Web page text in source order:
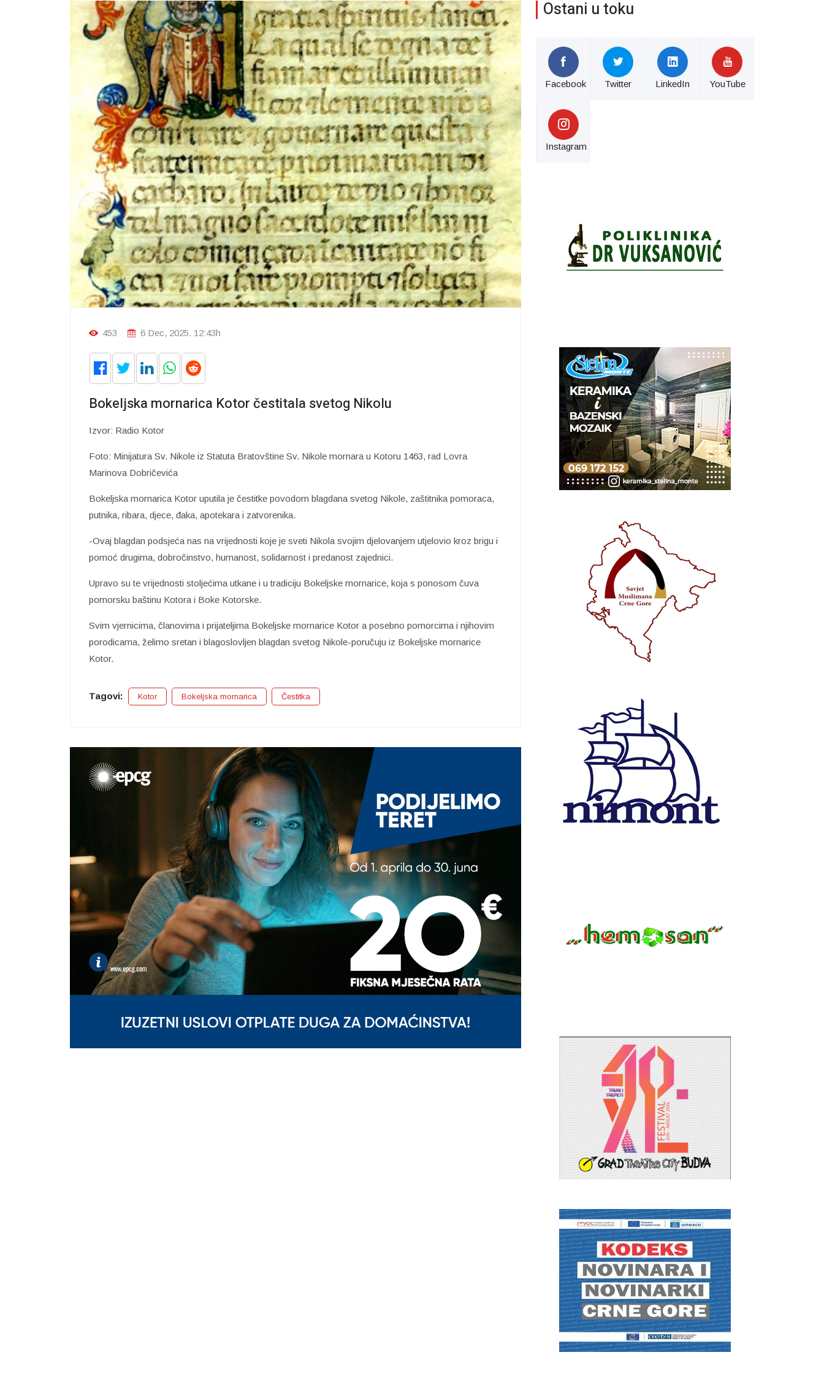
453 6 Dec, 2025. 12:43h
Bokeljska mornarica Kotor čestitala svetog Nikolu
Izvor: Radio Kotor
Foto: Minijatura Sv. Nikole iz Statuta Bratovštine Sv. Nikole mornara u Kotoru 1463, rad Lovra
Marinova Dobričevića
Bokeljska mornarica Kotor uputila je čestitke povodom blagdana svetog Nikole, zaštitnika pomoraca,
putnika, ribara, djece, đaka, apotekara i zatvorenika.
-Ovaj blagdan podsjeća nas na vrijednosti koje je sveti Nikola svojim djelovanjem utjelovio kroz brigu i
pomoć drugima, dobročinstvo, humanost, solidarnost i predanost zajednici.
Upravo su te vrijednosti stoljećima utkane i u tradiciju Bokeljske mornarice, koja s ponosom čuva
pomorsku baštinu Kotora i Boke Kotorske.
Svim vjernicima, članovima i prijateljima Bokeljske mornarice Kotor a posebno pomorcima i njihovim
porodicama, želimo sretan i blagoslovljen blagdan svetog Nikole-poručuju iz Bokeljske mornarice
Kotor.
Tagovi: Kotor Bokeljska mornarica Čestitka
Ostani u toku
Facebook Twitter LinkedIn YouTube
Instagram